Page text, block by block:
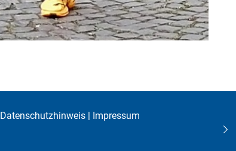
Datenschutzhinweis| Impressum